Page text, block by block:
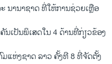
ນານາຊາດ ທີ່ໃຫ້ການຊ່ວຍເຫຼືອ
ເປັນພິເສດໃນ 4 ດ້ານທີ່ກ່ຽວຂ້ອງ
ແຫ່ງຊາດ ລາວ ຄັ້ງທີ 8 ທີ່ຈັດຕັ້ງ